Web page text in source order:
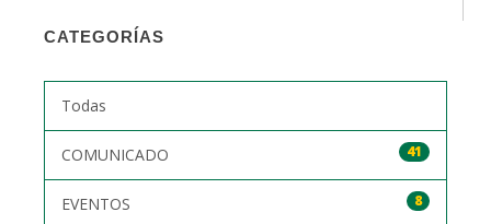
CATEGORÍAS
Todas
41
COMUNICADO
8
EVENTOS